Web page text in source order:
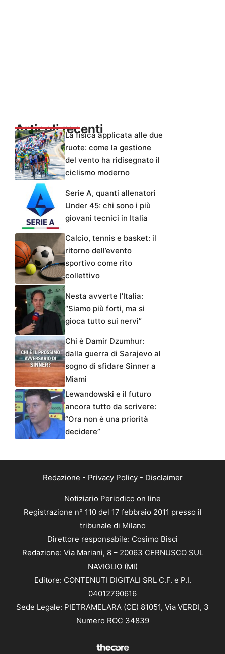
Articoli recentiLa fisica applicata alle due
ruote: come la gestione
del vento ha ridisegnato il
ciclismo moderno
Serie A, quanti allenatori
Under 45: chi sono i più
giovani tecnici in Italia
Calcio, tennis e basket: il
ritorno dell’evento
sportivo come rito
collettivo
Nesta avverte l’Italia:
“Siamo più forti, ma si
gioca tutto sui nervi”
Chi è Damir Dzumhur:
dalla guerra di Sarajevo al
sogno di sfidare Sinner a
Miami
Lewandowski e il futuro
ancora tutto da scrivere:
“Ora non è una priorità
decidere”
Redazione - Privacy Policy- Disclaimer
Notiziario Periodico on line
Registrazione n° 110 del 17 febbraio 2011 presso il
tribunale di Milano
Direttore responsabile: Cosimo Bisci
Redazione: Via Mariani, 8 – 20063 CERNUSCO SUL
NAVIGLIO (MI)
Editore: CONTENUTI DIGITALI SRL C.F. e P.I.
04012790616
Sede Legale: PIETRAMELARA (CE) 81051, Via VERDI, 3
Numero ROC 34839